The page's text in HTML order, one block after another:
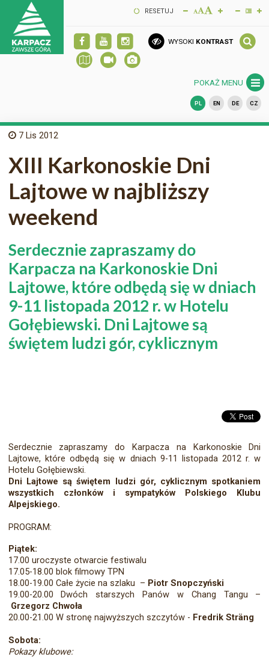
RESETUJ
WYSOKI KONTRAST
POKAŻ MENU
PL EN DE CZ
7 Lis 2012
XIII Karkonoskie Dni
Lajtowe w najbliższy
weekend
Serdecznie zapraszamy do
Karpacza na Karkonoskie Dni
Lajtowe, które odbędą się w dniach
9-11 listopada 2012 r. w Hotelu
Gołębiewski. Dni Lajtowe są
świętem ludzi gór, cyklicznym
Serdecznie zapraszamy do Karpacza na Karkonoskie Dni
Lajtowe, które odbędą się w dniach 9-11 listopada 2012 r. w
Hotelu Gołębiewski.
Dni Lajtowe są świętem ludzi gór, cyklicznym spotkaniem
wszystkich członków i sympatyków Polskiego Klubu
Alpejskiego.
PROGRAM:
Piątek:
17.00 uroczyste otwarcie festiwalu
17.05-18.00 blok filmowy TPN
18.00-19.00 Całe życie na szlaku – Piotr Snopczyński
19.00-20.00 Dwóch starszych Panów w Chang Tangu –
Grzegorz Chwoła
20.00-21.00 W stronę najwyższych szczytów - Fredrik Sträng
Sobota:
Pokazy klubowe: